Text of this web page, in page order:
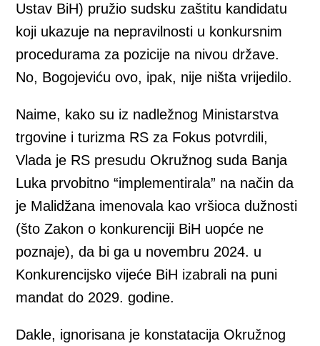
Ustav BiH) pružio sudsku zaštitu kandidatu
koji ukazuje na nepravilnosti u konkursnim
procedurama za pozicije na nivou države.
No, Bogojeviću ovo, ipak, nije ništa vrijedilo.
Naime, kako su iz nadležnog Ministarstva
trgovine i turizma RS za Fokus potvrdili,
Vlada je RS presudu Okružnog suda Banja
Luka prvobitno “implementirala” na način da
je Malidžana imenovala kao vršioca dužnosti
(što Zakon o konkurenciji BiH uopće ne
poznaje), da bi ga u novembru 2024. u
Konkurencijsko vijeće BiH izabrali na puni
mandat do 2029. godine.
Dakle, ignorisana je konstatacija Okružnog